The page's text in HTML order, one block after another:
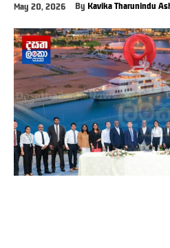
May 20, 2026 By Kavika Tharunindu